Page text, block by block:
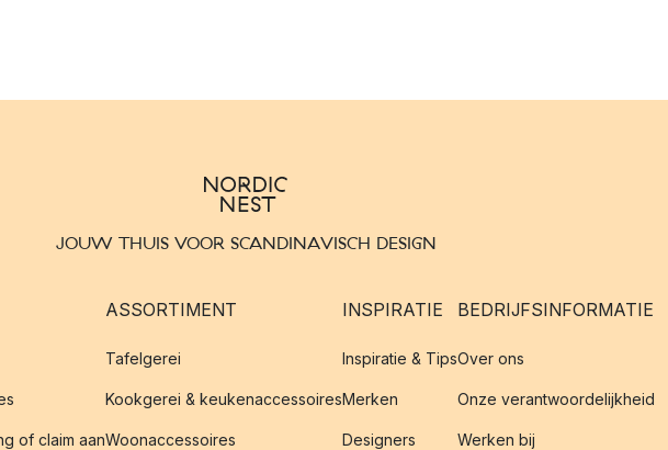
JOUW THUIS VOOR SCANDINAVISCH DESIGN
of claim aan
ASSORTIMENT
Tafelgerei
Kookgerei & keukenaccessoires
Woonaccessoires
INSPIRATIE
Inspiratie & Tips
Merken
Designers
BEDRIJFSINFORMATIE
Over ons
Onze verantwoordelijkheid
Werken bij